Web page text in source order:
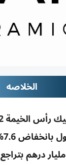
الخلاصه
مليار درهم بتراجع 1.2%